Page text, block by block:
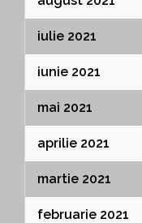
iulie 2021
iunie 2021
mai 2021
aprilie 2021
martie 2021
februarie 2021